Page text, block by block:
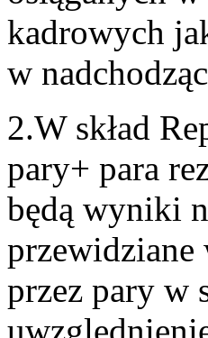
kadrowych
w
2.W skład
pary+ para
będą wyniki
przewidziane
przez pary w